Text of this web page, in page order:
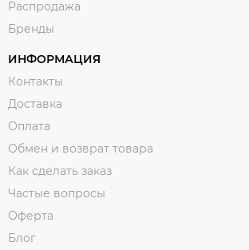
Распродажа
Бренды
ИНФОРМАЦИЯ
Контакты
Доставка
Оплата
Обмен и возврат товара
Как сделать заказ
Частые вопросы
Оферта
Блог